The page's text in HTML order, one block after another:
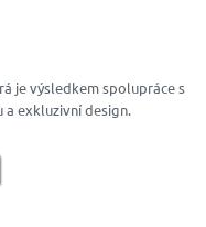
je výsledkem spolupráce s
a exkluzivní design.